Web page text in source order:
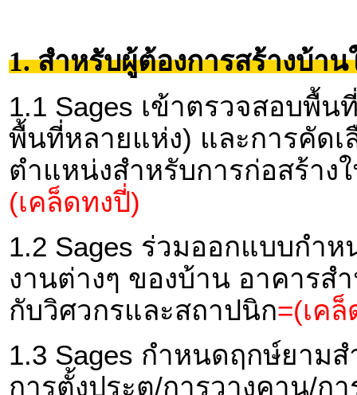
1. สำหรับผู้ต้องการสร้างบ้า
1.1 Sages เข้าตรวจสอบพื้
พื้นที่หลายแห่ง) และการคัดเ
ตำแหน่งสำหรับการก่อสร้า
(เคล็ดทงปี่)
1.2 Sages ร่วมออกแบบกำ
งานต่างๆ ของบ้าน อาคารส
กับวิศวกรและสถาปนิก=(เค
1.3 Sages กำหนดฤกษ์ยามส
การตั้งประตู/การวางคาน/ก